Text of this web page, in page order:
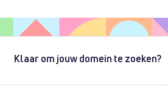
Klaar om jouw domein te zoeken?